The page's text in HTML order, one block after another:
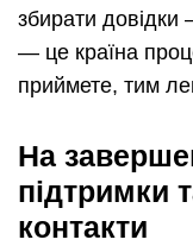
збирати довідки
— це країна
приймете, тим
На
підтримки
контакти